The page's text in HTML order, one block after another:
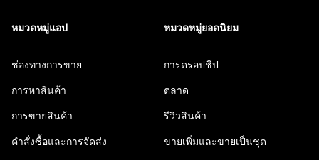
หมวดหมู่แอป
ช่องทางการขาย
การหาสินค้า
การขายสินค้า
คำสั่งซื้อและการจัดส่ง
หมวดหมู่ยอดนิยม
การดรอปชิป
ตลาด
รีวิวสินค้า
ขายเพิ่มและขายเป็นชุด